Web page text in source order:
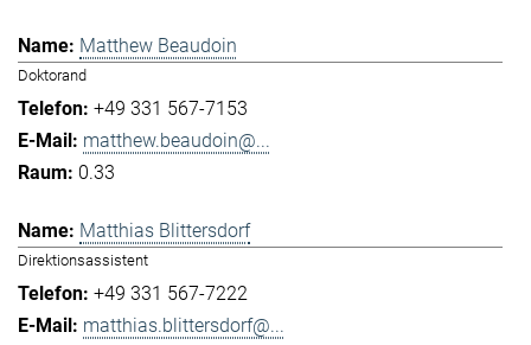
Matthew Beaudoin
Doktorand
+49 331 567-7153
matthew.beaudoin@...
0.33
Matthias Blittersdorf
Direktionsassistent
+49 331 567-7222
matthias.blittersdorf@...